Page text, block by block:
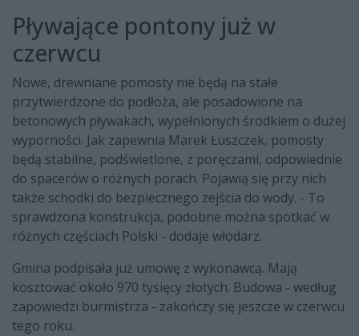
Pływające pontony już w
czerwcu
Nowe, drewniane pomosty nie będą na stałe
przytwierdzone do podłoża, ale posadowione na
betonowych pływakach, wypełnionych środkiem o dużej
wyporności. Jak zapewnia Marek Łuszczek, pomosty
będą stabilne, podświetlone, z poręczami, odpowiednie
do spacerów o różnych porach. Pojawią się przy nich
także schodki do bezpiecznego zejścia do wody. - To
sprawdzona konstrukcja, podobne można spotkać w
różnych częściach Polski - dodaje włodarz.
Gmina podpisała już umowę z wykonawcą. Mają
kosztować około 970 tysięcy złotych. Budowa - według
zapowiedzi burmistrza - zakończy się jeszcze w czerwcu
tego roku.